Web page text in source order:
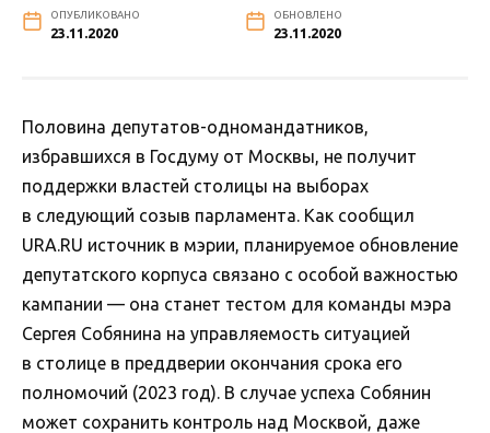
ОПУБЛИКОВАНО
23.11.2020
ОБНОВЛЕНО
23.11.2020
Половина депутатов-одномандатников,
избравшихся в Госдуму от Москвы, не получит
поддержки властей столицы на выборах
в следующий созыв парламента. Как сообщил
URA.RU источник в мэрии, планируемое обновление
депутатского корпуса связано с особой важностью
кампании — она станет тестом для команды мэра
Сергея Собянина на управляемость ситуацией
в столице в преддверии окончания срока его
полномочий (2023 год). В случае успеха Собянин
может сохранить контроль над Москвой, даже